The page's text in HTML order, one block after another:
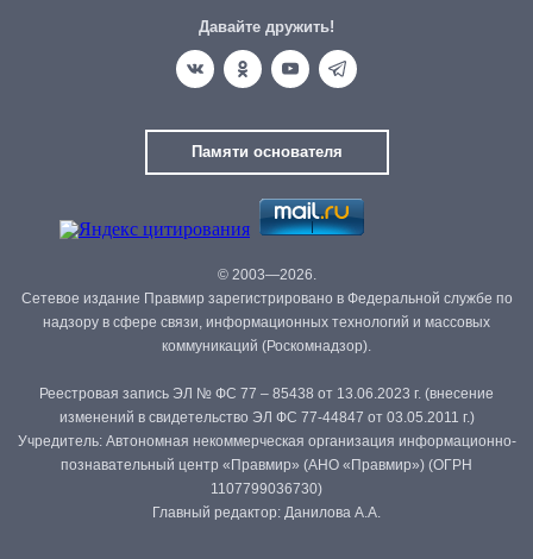
Давайте дружить!
Памяти основателя
© 2003—2026.
Сетевое издание Правмир зарегистрировано в Федеральной службе по
надзору в сфере связи, информационных технологий и массовых
коммуникаций (Роскомнадзор).
Реестровая запись ЭЛ № ФС 77 – 85438 от 13.06.2023 г. (внесение
изменений в свидетельство ЭЛ ФС 77-44847 от 03.05.2011 г.)
Учредитель: Автономная некоммерческая организация информационно-
познавательный центр «Правмир» (АНО «Правмир») (ОГРН
1107799036730)
Главный редактор: Данилова А.А.